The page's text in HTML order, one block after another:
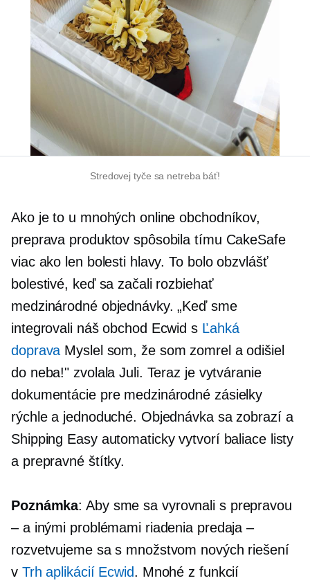
Stredovej tyče sa netreba báť!
Ako je to u mnohých online obchodníkov,
preprava produktov spôsobila tímu CakeSafe
viac ako len bolesti hlavy. To bolo obzvlášť
bolestivé, keď sa začali rozbiehať
medzinárodné objednávky. „Keď sme
integrovali náš obchod Ecwid s Ľahká
doprava Myslel som, že som zomrel a odišiel
do neba!" zvolala Juli. Teraz je vytváranie
dokumentácie pre medzinárodné zásielky
rýchle a jednoduché. Objednávka sa zobrazí a
Shipping Easy automaticky vytvorí baliace listy
a prepravné štítky.
Poznámka: Aby sme sa vyrovnali s prepravou
– a inými problémami riadenia predaja –
rozvetvujeme sa s množstvom nových riešení
v Trh aplikácií Ecwid. Mnohé z funkcií